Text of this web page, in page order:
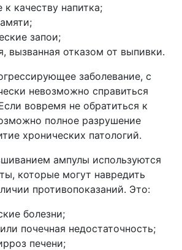
к качеству напитка;
запои;
вызванная отказом от выпивки.
заболевание, с
невозможно справиться
вовремя не обратиться к
полное разрушение
хронических патологий.
ампулы используются
которые могут навредить
противопоказаний. Это:
болезни;
почечная недостаточность;
печени;